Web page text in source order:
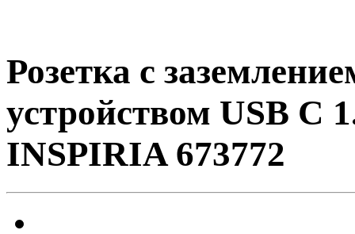
Розетка с
устройством USB C
INSPIRIA 673772